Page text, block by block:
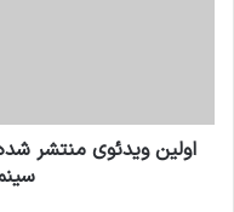
اولین ویدئوی منتشر